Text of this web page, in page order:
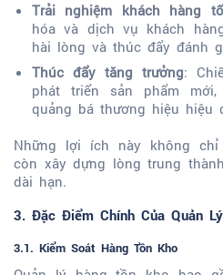
Trải nghiệm khách hàng
hóa và dịch vụ khách
hài lòng và thúc đẩy đánh
Thúc đẩy tăng trưởng:
phát triển sản phẩm
quảng bá thương hiệu hiệu
Những lợi ích này không
còn xây dựng lòng trung
dài hạn.
3. Đặc Điểm Chính Của Quản
3.1. Kiểm Soát Hàng Tồn Kho